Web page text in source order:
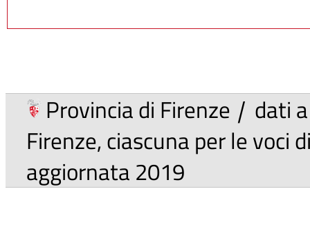
Provincia di Firenze | dati
Firenze, ciascuna per le voci
aggiornata 2019